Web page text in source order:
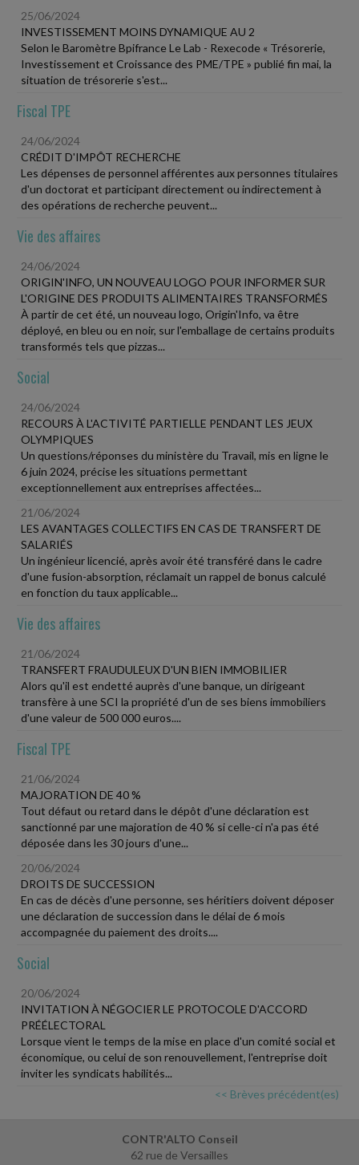
25/06/2024
INVESTISSEMENT MOINS DYNAMIQUE AU 2
Selon le Baromètre Bpifrance Le Lab - Rexecode « Trésorerie,
Investissement et Croissance des PME/TPE » publié fin mai, la
situation de trésorerie s'est...
Fiscal TPE
24/06/2024
CRÉDIT D'IMPÔT RECHERCHE
Les dépenses de personnel afférentes aux personnes titulaires
d'un doctorat et participant directement ou indirectement à
des opérations de recherche peuvent...
Vie des affaires
24/06/2024
ORIGIN'INFO, UN NOUVEAU LOGO POUR INFORMER SUR
L'ORIGINE DES PRODUITS ALIMENTAIRES TRANSFORMÉS
À partir de cet été, un nouveau logo, Origin'Info, va être
déployé, en bleu ou en noir, sur l'emballage de certains produits
transformés tels que pizzas...
Social
24/06/2024
RECOURS À L'ACTIVITÉ PARTIELLE PENDANT LES JEUX
OLYMPIQUES
Un questions/réponses du ministère du Travail, mis en ligne le
6 juin 2024, précise les situations permettant
exceptionnellement aux entreprises affectées...
21/06/2024
LES AVANTAGES COLLECTIFS EN CAS DE TRANSFERT DE
SALARIÉS
Un ingénieur licencié, après avoir été transféré dans le cadre
d'une fusion-absorption, réclamait un rappel de bonus calculé
en fonction du taux applicable...
Vie des affaires
21/06/2024
TRANSFERT FRAUDULEUX D'UN BIEN IMMOBILIER
Alors qu'il est endetté auprès d'une banque, un dirigeant
transfère à une SCI la propriété d'un de ses biens immobiliers
d'une valeur de 500 000 euros....
Fiscal TPE
21/06/2024
MAJORATION DE 40 %
Tout défaut ou retard dans le dépôt d'une déclaration est
sanctionné par une majoration de 40 % si celle-ci n'a pas été
déposée dans les 30 jours d'une...
20/06/2024
DROITS DE SUCCESSION
En cas de décès d'une personne, ses héritiers doivent déposer
une déclaration de succession dans le délai de 6 mois
accompagnée du paiement des droits....
Social
20/06/2024
INVITATION À NÉGOCIER LE PROTOCOLE D'ACCORD
PRÉÉLECTORAL
Lorsque vient le temps de la mise en place d'un comité social et
économique, ou celui de son renouvellement, l'entreprise doit
inviter les syndicats habilités...
<< Brèves précédent(es)
CONTR'ALTO Conseil
62 rue de Versailles